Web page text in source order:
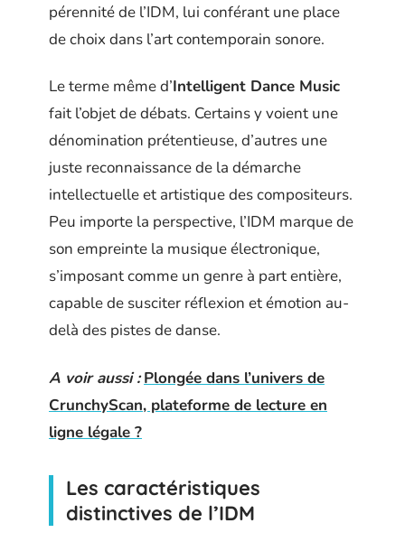
pérennité de l’IDM, lui conférant une place
de choix dans l’art contemporain sonore.
Le terme même d’Intelligent Dance Music
fait l’objet de débats. Certains y voient une
dénomination prétentieuse, d’autres une
juste reconnaissance de la démarche
intellectuelle et artistique des compositeurs.
Peu importe la perspective, l’IDM marque de
son empreinte la musique électronique,
s’imposant comme un genre à part entière,
capable de susciter réflexion et émotion au-
delà des pistes de danse.
A voir aussi : Plongée dans l’univers de
CrunchyScan, plateforme de lecture en
ligne légale ?
Les caractéristiques
distinctives de l’IDM